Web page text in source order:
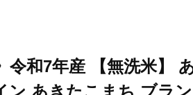
令和7年産 【無洗米】
ン あきたこまち ブラ